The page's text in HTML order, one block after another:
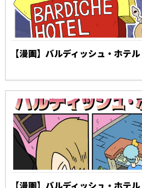
【漫画】バルディッシュ・ホテ
【漫画】バルディッシュ・ホテ